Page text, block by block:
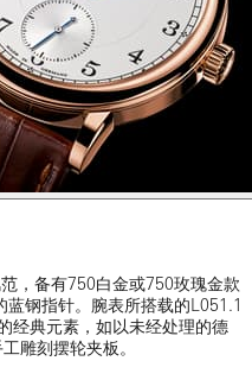
，备有750白金或750玫瑰金款
钢指针。腕表所搭载的L051.1
经典元素，如以未经处理的德
雕刻摆轮夹板。